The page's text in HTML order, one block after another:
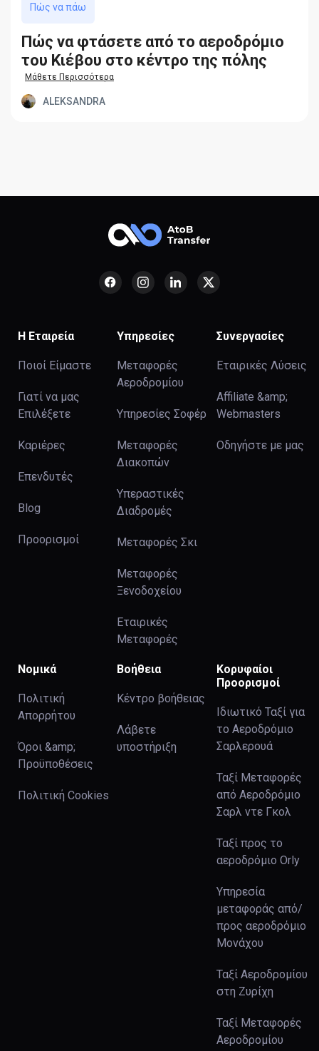
Πώς να πάω
Πώς να φτάσετε από το αεροδρόμιο
του Κιέβου στο κέντρο της πόλης
Μάθετε Περισσότερα
ALEKSANDRA
Η Εταιρεία
Ποιοί Είμαστε
Γιατί να μας
Επιλέξετε
Καριέρες
Επενδυτές
Blog
Προορισμοί
Υπηρεσίες
Μεταφορές
Αεροδρομίου
Υπηρεσίες Σοφέρ
Μεταφορές
Διακοπών
Υπεραστικές
Διαδρομές
Μεταφορές Σκι
Μεταφορές
Ξενοδοχείου
Εταιρικές
Μεταφορές
Συνεργασίες
Εταιρικές Λύσεις
Affiliate &amp;
Webmasters
Οδηγήστε με μας
Νομικά
Πολιτική
Απορρήτου
Όροι &amp;
Προϋποθέσεις
Πολιτική Cookies
Βοήθεια
Κέντρο βοήθειας
Λάβετε
υποστήριξη
Κορυφαίοι
Προορισμοί
Ιδιωτικό Ταξί για
το Αεροδρόμιο
Σαρλερουά
Ταξί Μεταφορές
από Αεροδρόμιο
Σαρλ ντε Γκολ
Ταξί προς το
αεροδρόμιο Orly
Υπηρεσία
μεταφοράς από/
προς αεροδρόμιο
Μονάχου
Ταξί Αεροδρομίου
στη Ζυρίχη
Ταξί Μεταφορές
Αεροδρομίου